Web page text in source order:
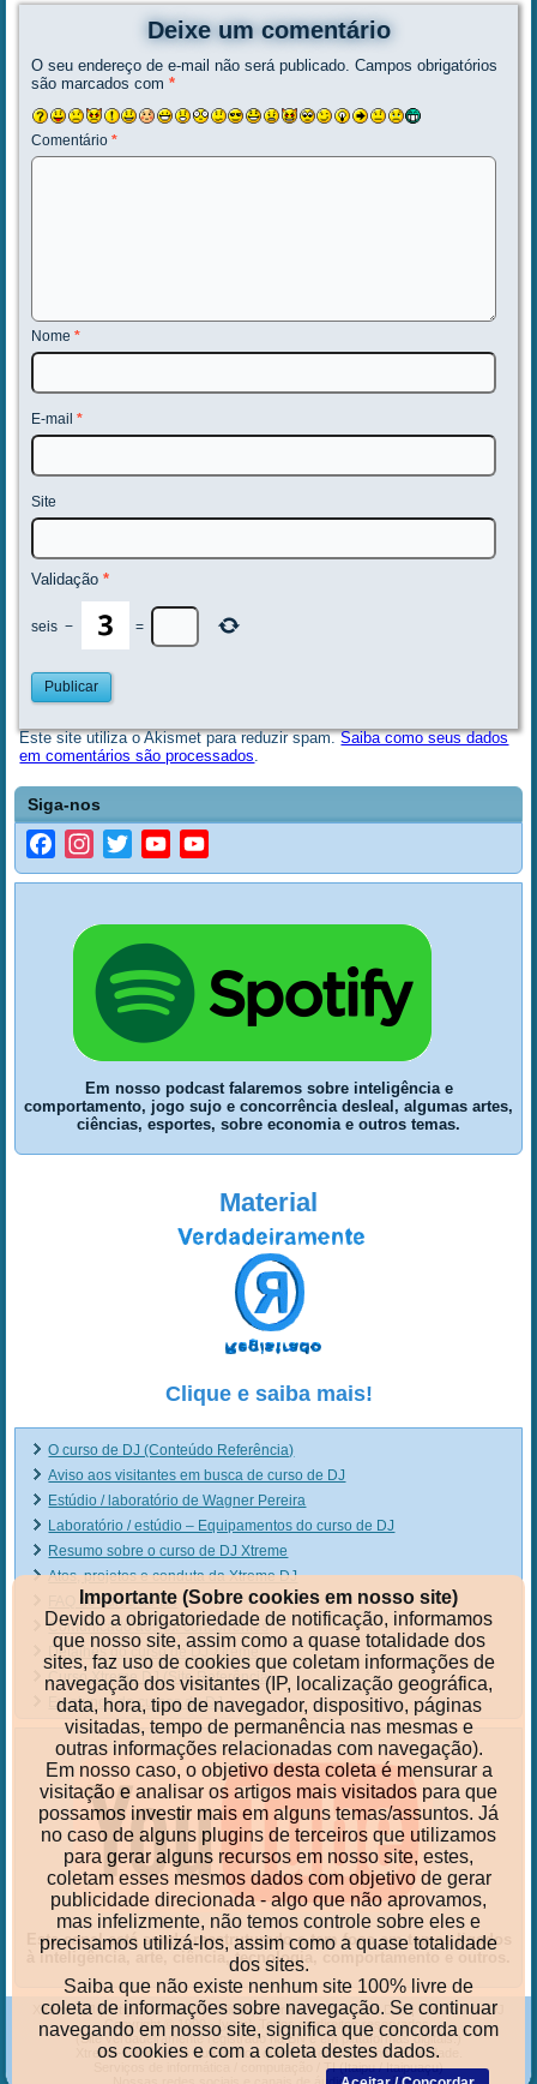
principais
controles, recursosDeixe um comentário
O seu endereço de e-mail não será publicado. Campos obrigatórios
são marcados com*
Comentário*
Nome*
E-mail*
Site
Validação *
seis − =
Este site utiliza o Akismet para reduzir spam.Saiba como seus dados
em comentários são processados.
Siga-nos
FacebookInstagramTwitterYouTube
Channel
Em nosso podcast falaremos sobre inteligência e
comportamento, jogo sujo e concorrência desleal, algumas artes,
ciências, esportes, sobre economia e outros temas.
Material
Clique e saiba mais!
O curso de DJ (Conteúdo Referência)
Aviso aos visitantes em busca de curso de DJ
Estúdio / laboratório de Wagner Pereira
Laboratório / estúdio – Equipamentos do curso de DJ
Resumo sobre o curso de DJ Xtreme
Atos, projetos e conduta da Xtreme DJ
FAQ do curso de DJ
Comunicado aos ex-concorrentes
Detalhes do curso de DJ Xtreme
Curso Xtreme DJ (Site Referência)
Ex-alunos do cursos de DJ
Este canal está sendo reestruturado e tem foco em temas ligados
à inteligência, arte, ciência, tecnologia, comportamento e outros.
Xtreme-DJ |Artigos, análises, críticas, tutoriais e dicas para DJs| O curso de DJ
Copyright © 1999 - [year]. Todos os direitos reservados.
(Site verdadeiramente registrado na BN e em plataformas digitais.)
Xtreme-DJ, para os que são ou querem ser DJs bons de verdade.
Serviços de informática / computação / TI (Itaipu / Itaipuaçu)
Importante (Sobre cookies em nosso site)
Devido a obrigatoriedade de notificação, informamos
que nosso site, assim como a quase totalidade dos
sites, faz uso de cookies que coletam informações de
navegação dos visitantes (IP, localização geográfica,
data, hora, tipo de navegador, dispositivo, páginas
visitadas, tempo de permanência nas mesmas e
outras informações relacionadas com navegação).
Em nosso caso, o objetivo desta coleta é mensurar a
visitação e analisar os artigos mais visitados para que
possamos investir mais em alguns temas/assuntos. Já
no caso de alguns plugins de terceiros que utilizamos
para gerar alguns recursos em nosso site, estes,
coletam esses mesmos dados com objetivo de gerar
publicidade direcionada - algo que não aprovamos,
mas infelizmente, não temos controle sobre eles e
precisamos utilizá-los, assim como a quase totalidade
dos sites.
Saiba que não existe nenhum site 100% livre de
coleta de informações sobre navegação. Se continuar
navegando em nosso site, significa que concorda com
os cookies e com a coleta destes dados.